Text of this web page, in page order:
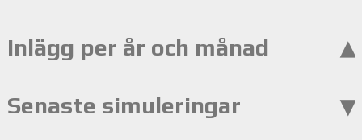
Inlägg per år och månad
Senaste simuleringar